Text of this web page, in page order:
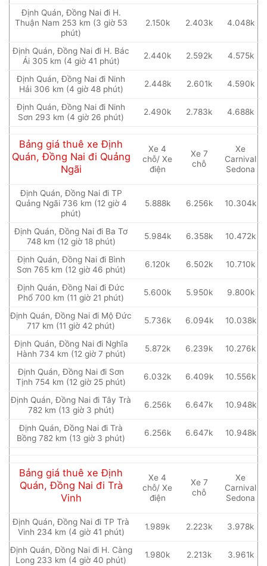
Định Quán, Đồng Nai đi H.
Thuận Nam 253 km (3 giờ 53
phút)
2.150k 2.403k 4.048k
Định Quán, Đồng Nai đi H. Bác
Ái 305 km (4 giờ 41 phút)
2.440k 2.592k 4.575k
Định Quán, Đồng Nai đi Ninh
Hải 306 km (4 giờ 48 phút)
2.448k 2.601k 4.590k
Định Quán, Đồng Nai đi Ninh
Sơn 293 km (4 giờ 26 phút)
2.490k 2.783k 4.688k
Bảng giá thuê xe Định
Quán, Đồng Nai đi Quảng
Ngãi
Xe 4
chỗ/ Xe
điện
Xe 7
chỗ
Xe
Carnival
Sedona
Định Quán, Đồng Nai đi TP
Quảng Ngãi 736 km (12 giờ 4
phút)
5.888k 6.256k 10.304k
Định Quán, Đồng Nai đi Ba Tơ
748 km (12 giờ 18 phút)
5.984k 6.358k 10.472k
Định Quán, Đồng Nai đi Bình
Sơn 765 km (12 giờ 46 phút)
6.120k 6.502k 10.710k
Định Quán, Đồng Nai đi Đức
Phổ 700 km (11 giờ 21 phút)
5.600k 5.950k 9.800k
Định Quán, Đồng Nai đi Mộ Đức
717 km (11 giờ 42 phút)
5.736k 6.094k 10.038k
Định Quán, Đồng Nai đi Nghĩa
Hành 734 km (12 giờ 7 phút)
5.872k 6.239k 10.276k
Định Quán, Đồng Nai đi Sơn
Tịnh 754 km (12 giờ 25 phút)
6.032k 6.409k 10.556k
Định Quán, Đồng Nai đi Tây Trà
782 km (13 giờ 3 phút)
6.256k 6.647k 10.948k
Định Quán, Đồng Nai đi Trà
Bồng 782 km (13 giờ 3 phút)
6.256k 6.647k 10.948k
Bảng giá thuê xe Định
Quán, Đồng Nai đi Trà
Vinh
Xe 4
chỗ/ Xe
điện
Xe 7
chỗ
Xe
Carnival
Sedona
Định Quán, Đồng Nai đi TP Trà
Vinh 234 km (4 giờ 41 phút)
1.989k 2.223k 3.978k
Định Quán, Đồng Nai đi H. Càng
Long 233 km (4 giờ 40 phút)
1.980k 2.213k 3.961k